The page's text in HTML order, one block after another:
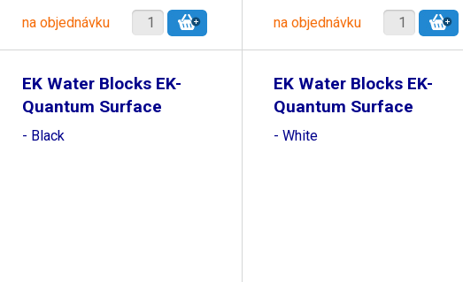
na objednávku na objednávku
EK Water Blocks EK-
Quantum Surface
X420M
- Black
EK Water Blocks EK-
Quantum Surface
X420M
- White